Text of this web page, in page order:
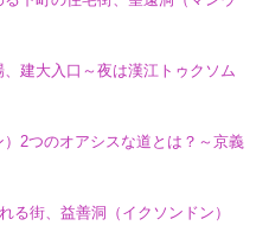
建大入口～夜は漢江トゥクソム
2つのオアシスな道とは？～京義
る街、益善洞（イクソンドン）